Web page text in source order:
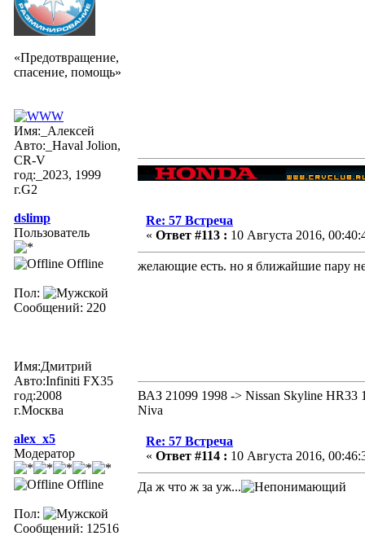
«Предотвращение,
спасение, помощь»
Имя:_Алексей
Авто:_Haval Jolion,
CR-V
год:_2023, 1999
г.G2
dslimp
Пользователь
Offline
Пол:
Сообщений: 220
Имя:Дмитрий
Авто:Infiniti FX35
год:2008
г.Москва
Re: 57 Встреча
« Ответ #113 : 10 Августа 2016,
желающие есть. но я ближайшие пару
ВАЗ 21099 1998 -> Nissan Skyline HR33
Niva
alex_x5
Модератор
Offline
Пол:
Сообщений: 12516
Re: 57 Встреча
« Ответ #114 : 10 Августа 2016,
Да ж что ж за уж...